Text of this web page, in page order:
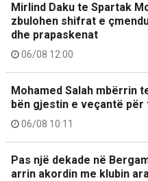
Mirlind Daku te Spartak
zbulohen shifrat e
dhe prapaskenat
06/08 12:00
Mohamed Salah mbërrin
bën gjestin e veçantë
06/08 10:11
Pas një dekade në
arrin akordin me klubin